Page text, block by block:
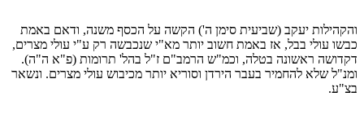
והקהילות יעקב (שביעית סימן ה') הקשה על הכסף משנה, ודאם באמת
כבשו עולי בבל, אז באמת חשוב יותר מא"י שנכבשה רק ע"י עולי מצרים,
דקדושה ראשונה בטלה, וכמ"ש הרמב"ם ז"ל בהל' תרומות (פ"א ה"ה).
ומנ"ל שלא להחמיר בעבר הירדן וסוריא יותר מכיבוש עולי מצרים. ונשאר
בצ"ע.